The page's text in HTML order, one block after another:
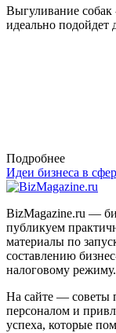
Выгуливание собак
идеально подойдет
Подробнее
Идеи бизнеса в
BizMagazine.ru —
публикуем
материалы по
составлению
налоговому режиму.
На сайте — советы
персоналом и
успеха, которые